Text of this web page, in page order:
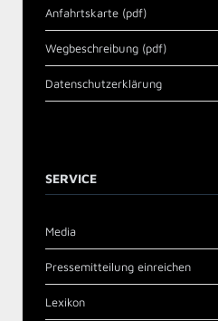
Anfahrtskarte (pdf)
Wegbeschreibung (pdf)
Datenschutzerklärung
SERVICE
Media
Pressemitteilung einreichen
Lexikon